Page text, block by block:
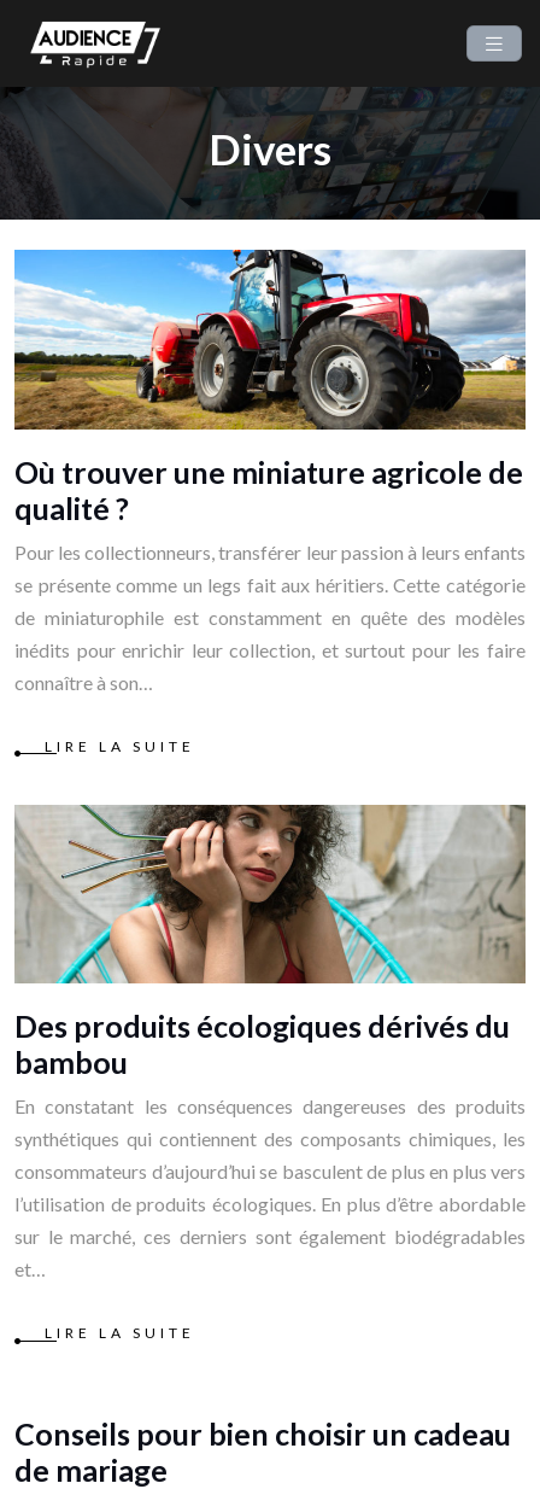
Divers
Où trouver une miniature agricole de
qualité ?
Pour les collectionneurs, transférer leur passion à leurs enfants
se présente comme un legs fait aux héritiers. Cette catégorie
de miniaturophile est constamment en quête des modèles
inédits pour enrichir leur collection, et surtout pour les faire
connaître à son…
LIRE LA SUITE
Des produits écologiques dérivés du
bambou
En constatant les conséquences dangereuses des produits
synthétiques qui contiennent des composants chimiques, les
consommateurs d’aujourd’hui se basculent de plus en plus vers
l’utilisation de produits écologiques. En plus d’être abordable
sur le marché, ces derniers sont également biodégradables
et…
LIRE LA SUITE
Conseils pour bien choisir un cadeau
de mariage